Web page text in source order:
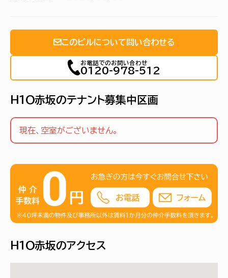
このビルについて問い合わせる
お電話でのお問い合わせ
0120-978-512
Ｈ１Ｏ赤坂のテナント募集中区画
現在、空室がございません。
Ｈ１Ｏ赤坂のアクセス